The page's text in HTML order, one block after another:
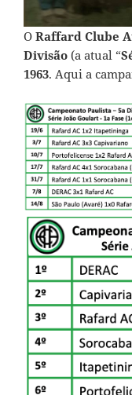
O Raffard Clube
Divisão (a atual “
1963. Aqui a